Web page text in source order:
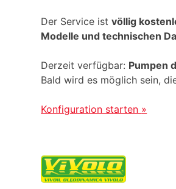
Der Service istvöllig
Modelle und technischen
Derzeit verfügbar: Pumpen
Bald wird es möglich sein,
Konfiguration starten »